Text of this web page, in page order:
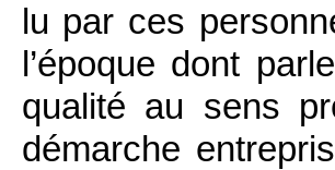
lu par ces
l’époque dont
qualité au sens
démarche